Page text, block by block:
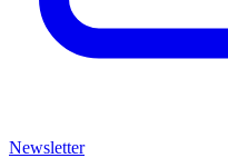
Newsletter